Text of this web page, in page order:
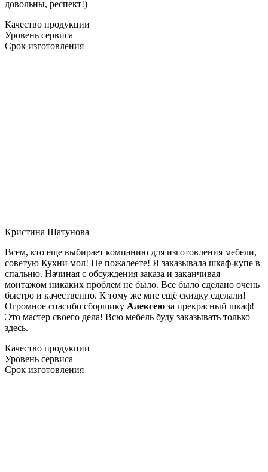
довольны, респект!)
Качество продукции
Уровень сервиса
Срок изготовления
Кристина Шатунова
Всем, кто еще выбирает компанию для изготовления мебели,
советую Кухни мол! Не пожалеете! Я заказывала шкаф-купе в
спальню. Начиная с обсуждения заказа и заканчивая
монтажом никаких проблем не было. Все было сделано очень
быстро и качественно. К тому же мне ещё скидку сделали!
Огромное спасибо сборщику Алексею за прекрасный шкаф!
Это мастер своего дела! Всю мебель буду заказывать только
здесь.
Качество продукции
Уровень сервиса
Срок изготовления